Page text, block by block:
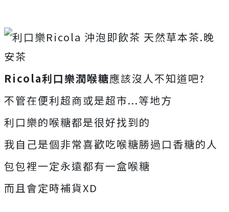
Ricola利口樂潤喉糖應該沒人不知道吧?
不管在便利超商或是超市...等地方
利口樂的喉糖都是很好找到的
我自己是個非常喜歡吃喉糖勝過口香糖的人
包包裡一定永遠都有一盒喉糖
而且會定時補貨XD